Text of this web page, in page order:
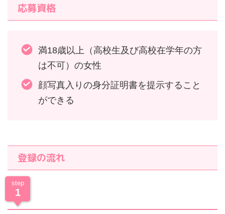
応募資格
満18歳以上（高校生及び高校在学年の方
は不可）の女性
顔写真入りの身分証明書を提示すること
ができる
登録の流れ
step
1